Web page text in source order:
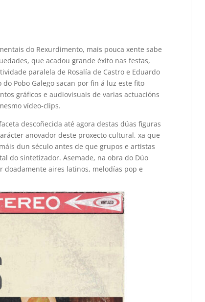
do Rexurdimento, mais pouca xente sabe
que acadou grande éxito nas festas,
paralela de Rosalía de Castro e Eduardo
Pobo Galego sacan por fin á luz este fito
gráficos e audiovisuais de varias actuacións
vídeo-clips.
descoñecida até agora destas dúas figuras
anovador deste proxecto cultural, xa que
dun século antes de que grupos e artistas
do sintetizador. Asemade, na obra do Dúo
aires latinos, melodías pop e